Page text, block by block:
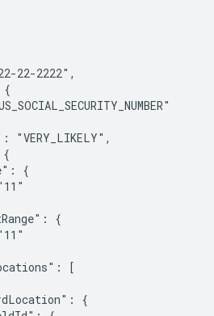
22-2222",
{
"VERY_LIKELY",
{
{
[
{